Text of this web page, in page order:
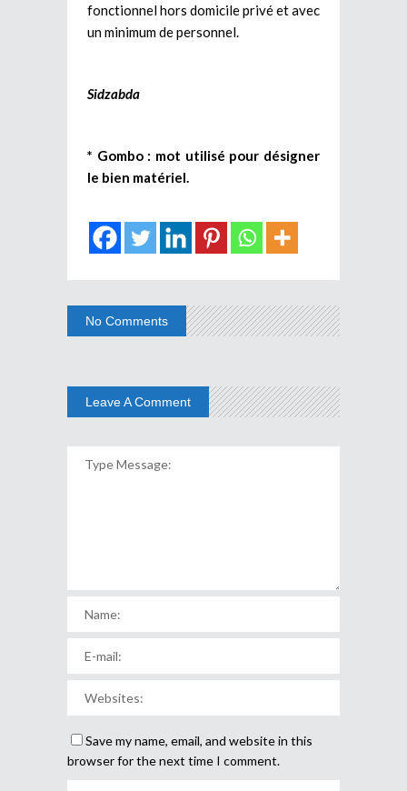
fonctionnel hors domicile privé et avec
un minimum de personnel.
Sidzabda
* Gombo : mot utilisé pour désigner
le bien matériel.
No Comments
Leave A Comment
Save my name, email, and website in this
browser for the next time I comment.